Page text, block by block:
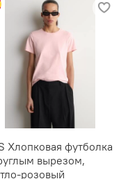
Хлопковая футболка
вырезом,
розовый